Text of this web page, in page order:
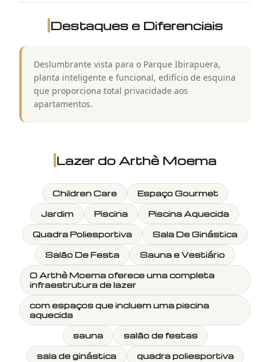
Destaques e Diferenciais
Deslumbrante vista para o Parque Ibirapuera,
planta inteligente e funcional, edifício de esquina
que proporciona total privacidade aos
apartamentos.
Lazer do Arthè Moema
Children Care
Espaço Gourmet
Jardim
Piscina
Piscina Aquecida
Quadra Poliesportiva
Sala De Ginástica
Salão De Festa
Sauna e Vestiário
O Arthè Moema oferece uma completa
infraestrutura de lazer
com espaços que incluem uma piscina
aquecida
sauna
salão de festas
sala de ginástica
quadra poliesportiva